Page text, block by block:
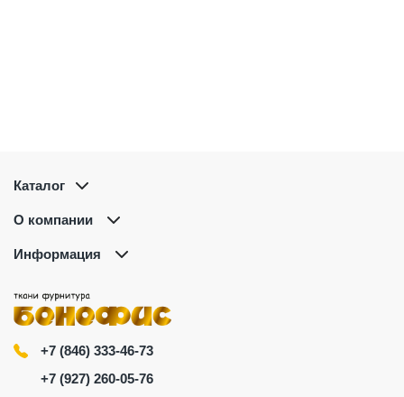
Каталог
О компании
Информация
+7 (846) 333-46-73
+7 (927) 260-05-76